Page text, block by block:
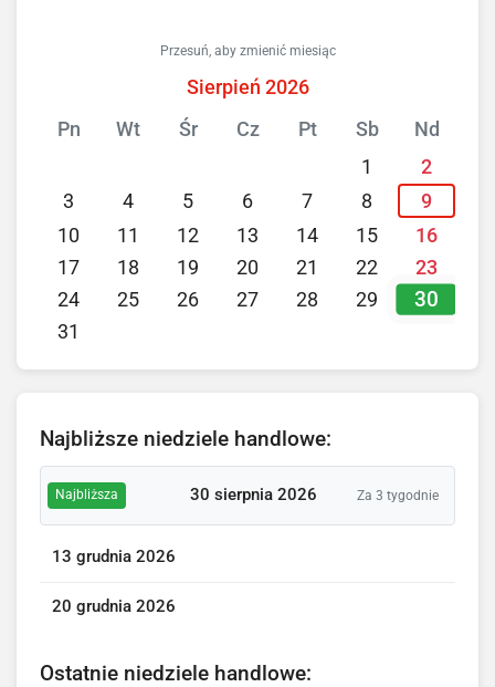
Przesuń, aby zmienić miesiąc
Sierpień 2026
Pn
Wt Śr Cz Pt Sb
Nd
1
2
3
4 5 6 7 8
9
10
11 12 13 14 15
16
17
18 19 20 21 22
23
24
25 26 27 28 29 30
31
Najbliższe niedziele handlowe:
Najbliższa 30 sierpnia 2026 Za 3 tygodnie
13 grudnia 2026
20 grudnia 2026
Ostatnie niedziele handlowe: